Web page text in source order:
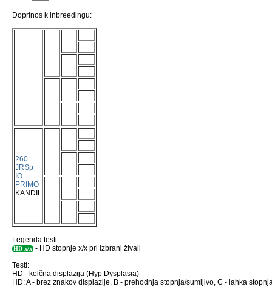
Doprinos k inbreedingu:
260
JRSp
IO
PRIMO
KANDIL
Legenda testi:
HD-x/x - HD stopnje x/x pri izbrani živali
Testi:
HD - kolčna displazija (Hyp Dysplasia)
HD: A - brez znakov displazije, B - prehodnja stopnja/sumljivo, C - lahka